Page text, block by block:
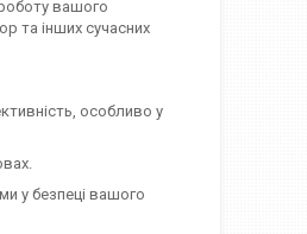
вашого
та інших сучасних
особливо у
у безпеці вашого